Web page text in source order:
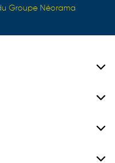
Groupe Néorama